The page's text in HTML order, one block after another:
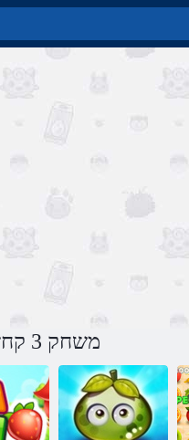
משחק 3 קחשמה ירוביג באינטרנט